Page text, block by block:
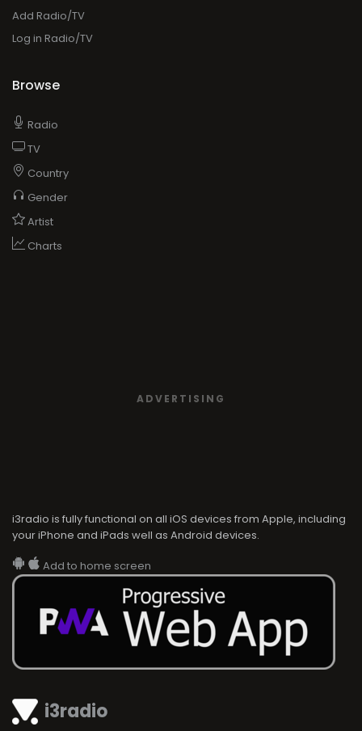
i3radio
Add Radio/TV
Log in Radio/TV
Browse
Radio
TV
Country
Gender
Artist
Charts
ADVERTISING
i3radio is fully functional on all iOS devices from Apple, including
your iPhone and iPads well as Android devices.
Add to home screen